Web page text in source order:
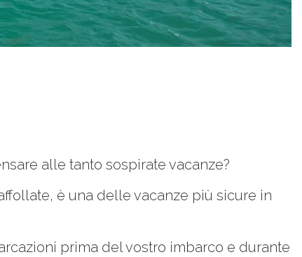
alle tanto sospirate vacanze?
è una delle vacanze più sicure in
prima del vostro imbarco e durante